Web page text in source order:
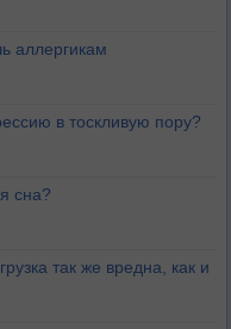
аллергикам
в тоскливую пору?
сна?
так же вредна, как и